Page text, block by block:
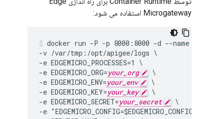
Microgateway استفاده می شود:
docker run -P -p 8000:8000 -d --name
-v /var/tmp:/opt/apigee/logs \
-e EDGEMICRO_PROCESSES=1 \
-e EDGEMICRO_ORG=your_org
\
-e EDGEMICRO_ENV=your_env
\
-e EDGEMICRO_KEY=your_key
\
-e EDGEMICRO_SECRET=your_secret
\
-e "EDGEMICRO_CONFIG=$EDGEMICRO_CONFIG" \